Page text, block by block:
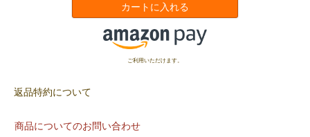
カートに入れる
ご利用いただけます。
返品特約について
商品についてのお問い合わせ